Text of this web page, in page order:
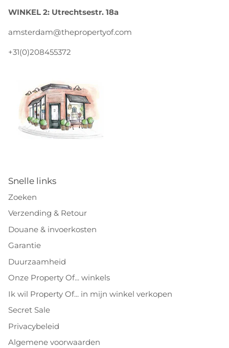
WINKEL 2: Utrechtsestr. 18a
amsterdam@thepropertyof.com
+31(0)208455372
Snelle links
Zoeken
Verzending & Retour
Douane & invoerkosten
Garantie
Duurzaamheid
Onze Property Of... winkels
Ik wil Property Of... in mijn winkel verkopen
Secret Sale
Privacybeleid
Algemene voorwaarden